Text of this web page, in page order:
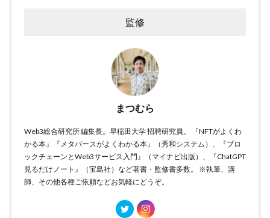
監修
まつむら
Web3総合研究所 編集長。早稲田大学 招聘研究員。 『NFTがよくわ
かる本』『メタバースがよくわかる本』（秀和システム）、『ブロ
ックチェーンとWeb3サービス入門』（マイナビ出版）、『ChatGPT
見るだけノート』（宝島社）など著書・監修書多数。 ※執筆、講
師、その他各種ご依頼などお気軽にどうぞ。